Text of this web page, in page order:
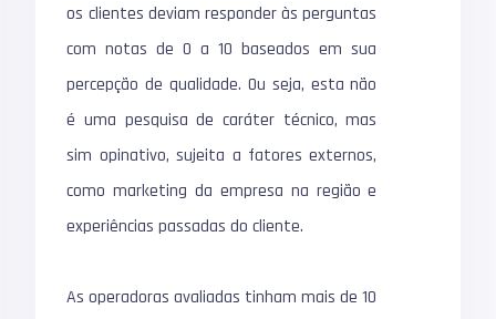
os clientes deviam responder às perguntas
com notas de 0 a 10 baseados em sua
percepção de qualidade. Ou seja, esta não
é uma pesquisa de caráter técnico, mas
sim opinativo, sujeita a fatores externos,
como marketing da empresa na região e
experiências passadas do cliente.
As operadoras avaliadas tinham mais de 10